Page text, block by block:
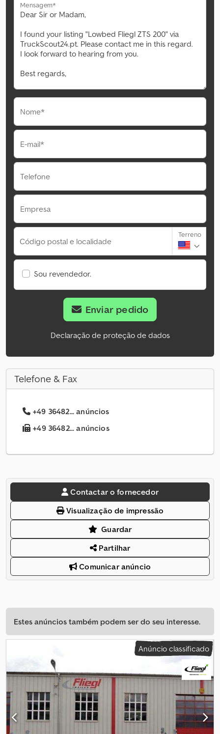
Mensagem*
Nome*
E-mail*
Telefone
Empresa
Código postal e localidade
Terreno
Sou revendedor.
Enviar pedido
Declaração de proteção de dados
Telefone & Fax
+49 36482... anúncios
+49 36482... anúncios
Contactar o fornecedor
Visualização de impressão
Guardar
Partilhar
Comunicar anúncio
Estes anúncios também podem ser do seu interesse.
Anúncio classificado